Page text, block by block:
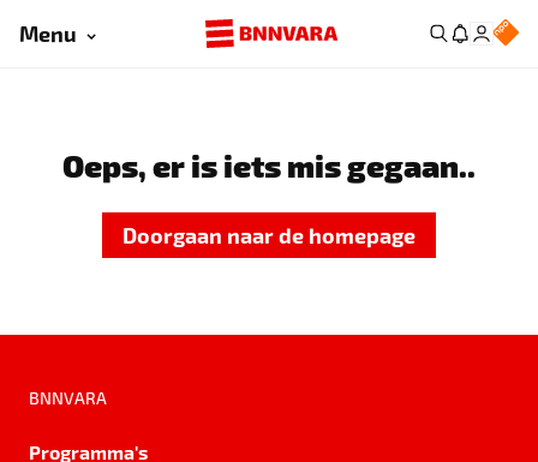
Menu
Oeps, er is iets mis gegaan..
Doorgaan naar de homepage
BNNVARA
Programma's